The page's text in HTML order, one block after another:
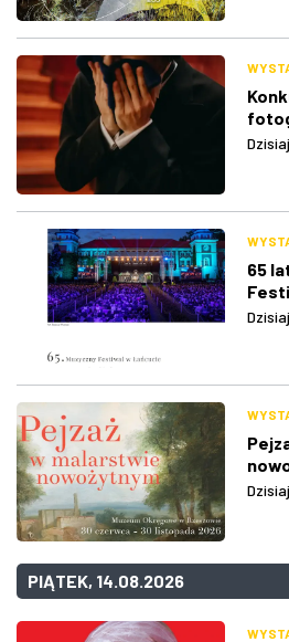
Dzisiaj
65
Dzisiaj
Dzisiaj
PIĄTEK, 14.08.2026